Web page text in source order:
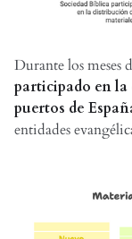
Durante los meses
participado en
puertos de
entidades